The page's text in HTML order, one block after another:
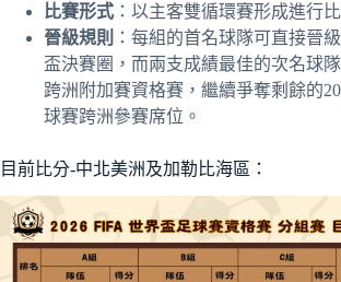
比賽形式 ：以主客雙循環賽形成進行比
晉級規則
：每組的首名球隊可直接晉
盃決賽圈，而兩支成績最佳的次名球
跨洲附加賽資格賽，繼續爭奪剩餘的
球賽跨洲參賽席位。
目前比分-中北美洲及加勒比海區：